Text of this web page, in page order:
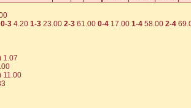
0-3 4.20 1-3 23.00 2-3 61.00 0-4 17.00 1-4 58.00 2-4
1.07
11.00